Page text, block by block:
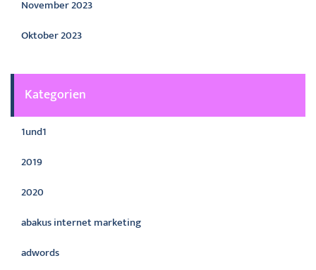
November 2023
Oktober 2023
Kategorien
1und1
2019
2020
abakus internet marketing
adwords